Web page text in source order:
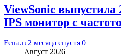
ViewSonic
IPS монитор с
Ferra.ru2 месяца спустя 0
Август 2026